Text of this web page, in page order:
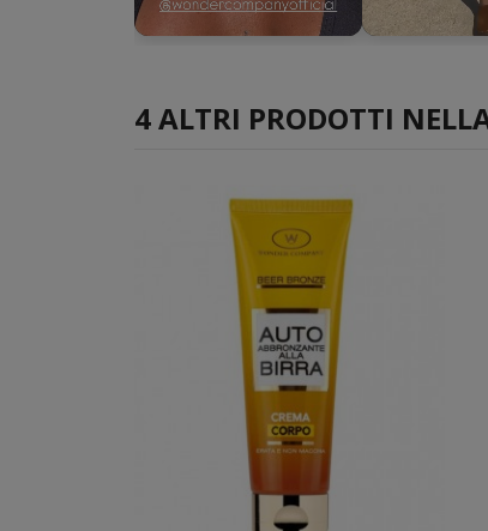
► ►
4 ALTRI PRODOTTI